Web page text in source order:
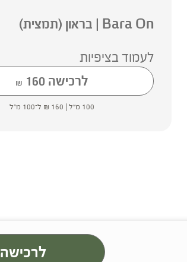
Bara On | בראון (תמצית)
לעמוד בציפיות
לרכישה
₪ 160
100 מ"ל | ₪ 160 ל־100 מ"ל
לרכישה